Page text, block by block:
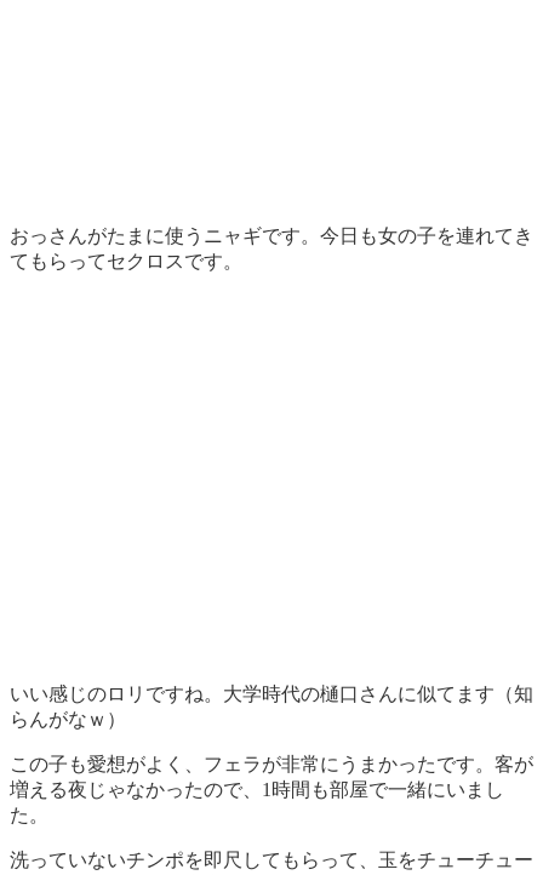
おっさんがたまに使うニャギです。今日も女の子を連れてき
てもらってセクロスです。
いい感じのロリですね。大学時代の樋口さんに似てます（知
らんがなｗ）
この子も愛想がよく、フェラが非常にうまかったです。客が
増える夜じゃなかったので、1時間も部屋で一緒にいまし
た。
洗っていないチンポを即尺してもらって、玉をチューチュー